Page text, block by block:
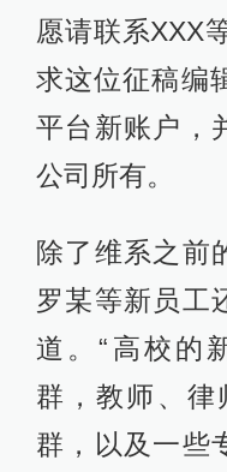
愿请联系XXX
求这位征稿编
平台新账户，
公司所有。
除了维系之前
罗某等新员工
道。“高校的
群，教师、律
群，以及一些